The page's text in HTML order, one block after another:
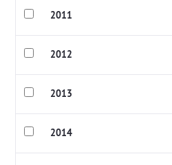
2011
2012
2013
2014